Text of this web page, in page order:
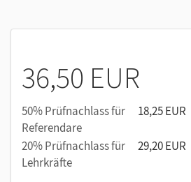
36,50 EUR
50% Prüfnachlass für
Referendare
18,25 EUR
20% Prüfnachlass für
Lehrkräfte
29,20 EUR